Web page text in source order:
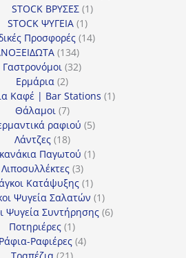
STOCK ΒΡΥΣΕΣ 11
STOCK ΨΥΓΕΙΑ 11
προϊόν
Προσφορές 1414
134134
προϊόντα
Γαστρονόμοι 3232
Ερμάρια 22
προϊόντα
Καφέ | Bar Stations 11
Θάλαμοι 77
προϊόντα
ραφιού 55
Λάντζες 1818
προϊόντα
Παγωτού 11
Λιποσυλλέκτες 33
προϊόντα
Κατάψυξης 11
προϊόν
Ψυγεία Σαλατών 11
προϊόν
Ψυγεία Συντήρησης 66
Ποτηριέρες 11
προϊόν
Ράφια-Ραφιέρες 44
Τραπέζια 2121